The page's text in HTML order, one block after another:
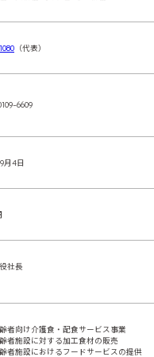
（代表）
6609
月4日
社長
者向け介護食・配食サービス事業
者施設に対する加工食材の販売
者施設におけるフードサービスの提供